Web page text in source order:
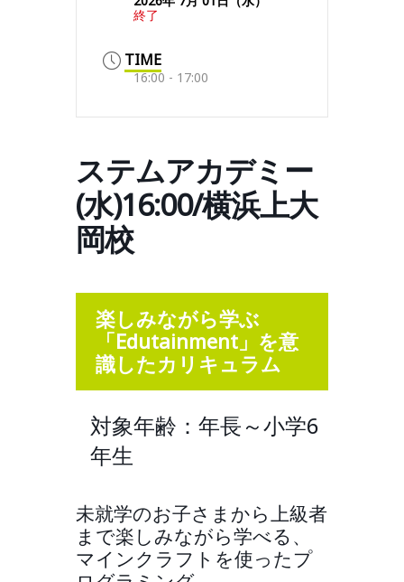
終了
TIME
16:00 - 17:00
ステムアカデミー
(水)16:00/横浜上大
岡校
楽しみながら学ぶ
「Edutainment」を意
識したカリキュラム
対象年齢：年長～小学6
年生
未就学のお子さまから上級者
まで楽しみながら学べる、
マインクラフトを使ったプ